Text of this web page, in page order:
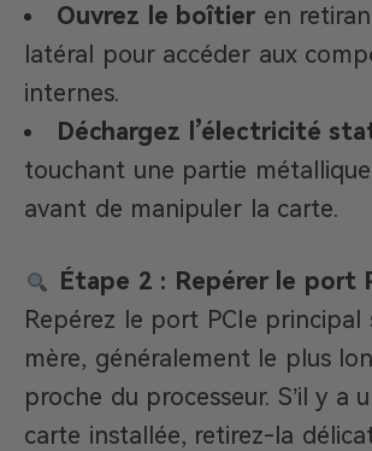
Ouvrez le boîtier en
latéral pour accéder aux
internes.
Déchargez l’électricité
touchant une partie
avant de manipuler la carte.
Étape 2 : Repérer le port
Repérez le port PCIe principal
mère, généralement le plus
proche du processeur. S’il y a
carte installée, retirez-la